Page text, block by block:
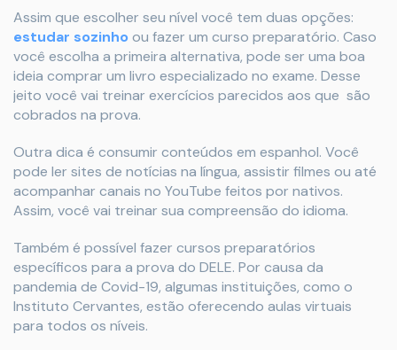
Assim que escolher seu nível você tem duas opções:
estudar sozinho ou fazer um curso preparatório. Caso
você escolha a primeira alternativa, pode ser uma boa
ideia comprar um livro especializado no exame. Desse
jeito você vai treinar exercícios parecidos aos que são
cobrados na prova.
Outra dica é consumir conteúdos em espanhol. Você
pode ler sites de notícias na língua, assistir filmes ou até
acompanhar canais no YouTube feitos por nativos.
Assim, você vai treinar sua compreensão do idioma.
Também é possível fazer cursos preparatórios
específicos para a prova do DELE. Por causa da
pandemia de Covid-19, algumas instituições, como o
Instituto Cervantes, estão oferecendo aulas virtuais
para todos os níveis.